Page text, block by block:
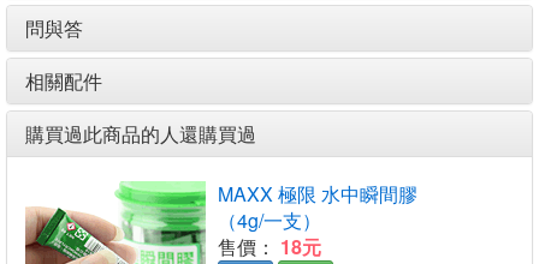
問與答
相關配件
購買過此商品的人還購買過
MAXX 極限 水中瞬間膠
（4g/一支）
售價： 18元